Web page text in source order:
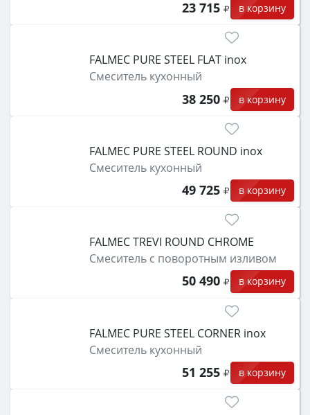
23 715 в корзину
FALMEC PURE STEEL FLAT inox
Смеситель кухонный
38 250 в корзину
FALMEC PURE STEEL ROUND inox
Смеситель кухонный
49 725 в корзину
FALMEC TREVI ROUND CHROME
Смеситель с поворотным изливом
50 490 в корзину
FALMEC PURE STEEL CORNER inox
Смеситель кухонный
51 255 в корзину